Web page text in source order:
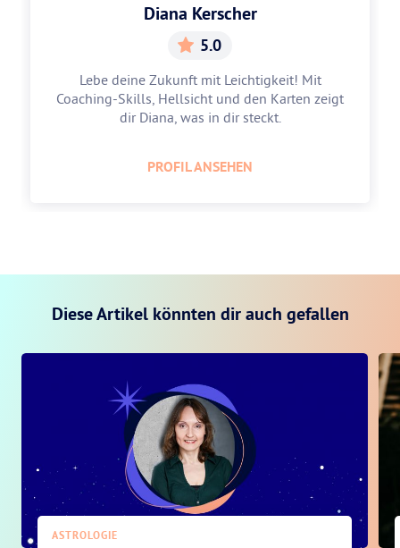
Diana Kerscher
5.0
Lebe deine Zukunft mit Leichtigkeit! Mit
Coaching-Skills, Hellsicht und den Karten zeigt
dir Diana, was in dir steckt.
PROFIL ANSEHEN
Diese Artikel könnten dir auch gefallen
ASTROLOGIE